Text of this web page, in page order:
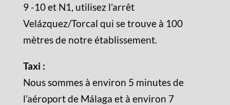
9 -10 et N1, utilisez l’arrêt
Velázquez/Torcal qui se trouve à 100
mètres de notre établissement.
Taxi :
Nous sommes à environ 5 minutes de
l’aéroport de Málaga et à environ 7